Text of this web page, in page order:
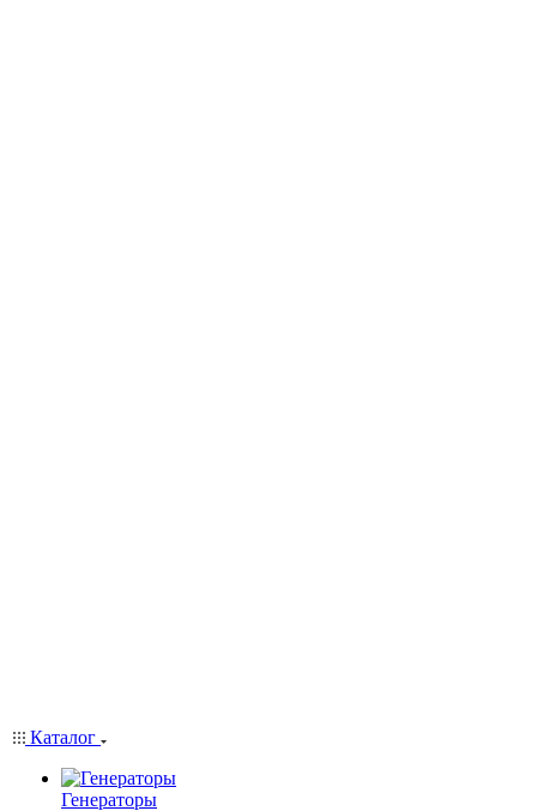
Каталог
Генераторы